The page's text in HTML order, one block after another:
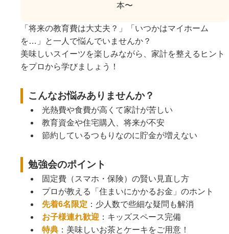
本〜
「将来の教育費は大丈夫？」「いつかはマイホーム
を…」と一人で悩んでいませんか？
美味しいスイーツを楽しみながら、家計を整えるヒント
をプロから学びましょう！
こんなお悩みありませんか？
光熱費や食費が高くて家計が苦しい
教育資金や住宅購入、将来が不安
節約しているつもりなのに貯金が増えない
勉強会のポイント
固定費（スマホ・保険）の賢い見直し方
プロが教える「住まいにかかるお金」のホント
先着6名限定 ：少人数で些細な疑問も解消
お子様連れ歓迎 ：キッズスペース完備
特典：美味しいお茶とケーキをご用意！